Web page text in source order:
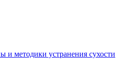
и методики устранения сухости